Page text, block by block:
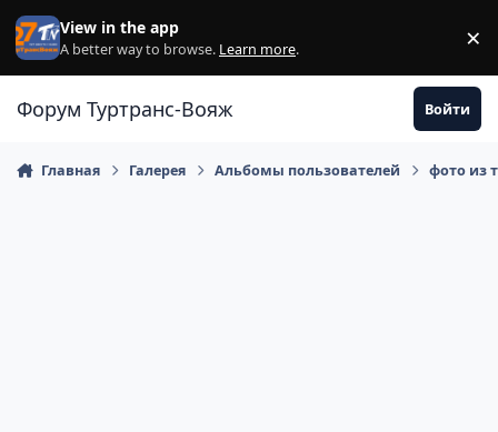
Перейти к содержанию
View in the app
A better way to browse. Learn more. ×
Форум Туртранс-Вояж Войти
Главная Галерея Альбомы пользователей фото из